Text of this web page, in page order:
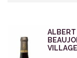
Bodegas